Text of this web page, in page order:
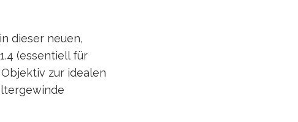
dieser neuen,
(essentiell für
zur idealen